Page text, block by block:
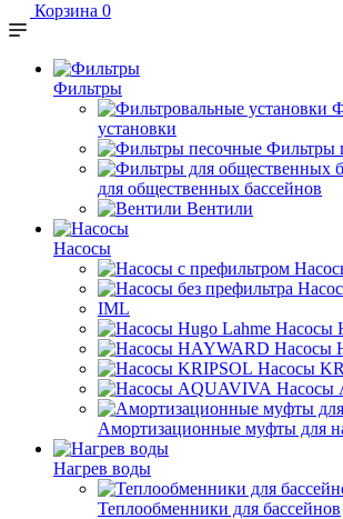
Корзина 0
Фильтры
установки
Фильтры
для общественных бассейнов
Вентили
Насосы
IML
Насосы
Насосы
Насосы
Насосы
Амортизационные муфты для
Нагрев воды
Теплообменники для бассейнов